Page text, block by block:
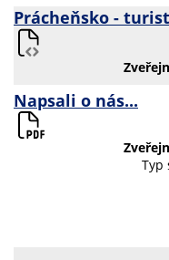
Prácheňsko -
Napsali o nás...
Typ